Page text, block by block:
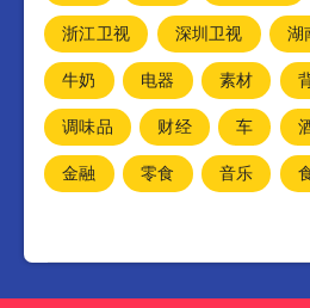
浙江卫视
深圳卫视 湖
牛奶
电器 素材
调味品
财经 车
金融
零食 音乐